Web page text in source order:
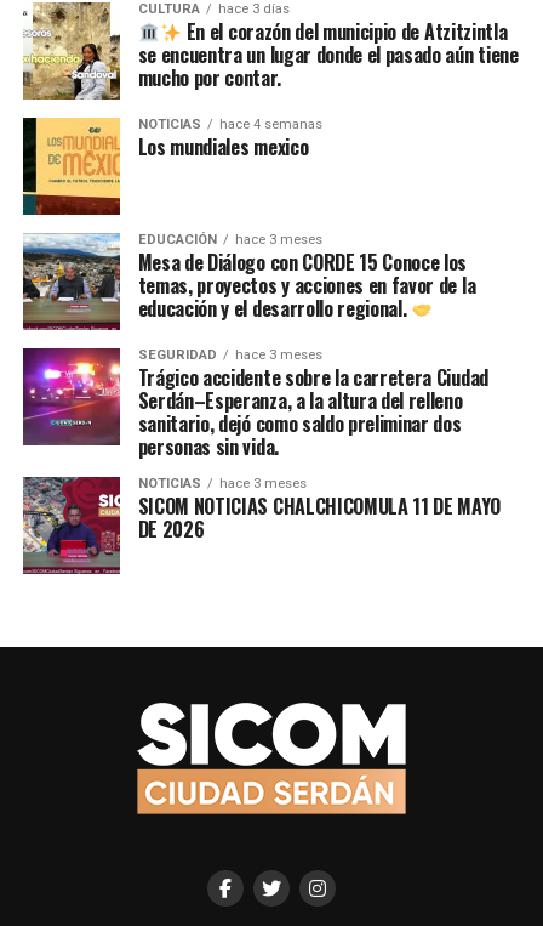
CULTURA hace 3 días
En el corazón del municipio de Atzitzintla
se encuentra un lugar donde el pasado aún tiene
mucho por contar.
NOTICIAS hace 4 semanas
Los mundiales mexico
EDUCACIÓN hace 3 meses
Mesa de Diálogo con CORDE 15 Conoce los
temas, proyectos y acciones en favor de la
educación y el desarrollo regional.
SEGURIDAD hace 3 meses
Trágico accidente sobre la carretera Ciudad
Serdán–Esperanza, a la altura del relleno
sanitario, dejó como saldo preliminar dos
personas sin vida.
NOTICIAS hace 3 meses
SICOM NOTICIAS CHALCHICOMULA 11 DE MAYO
DE 2026